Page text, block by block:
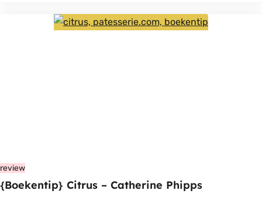
review
{Boekentip} Citrus – Catherine Phipps